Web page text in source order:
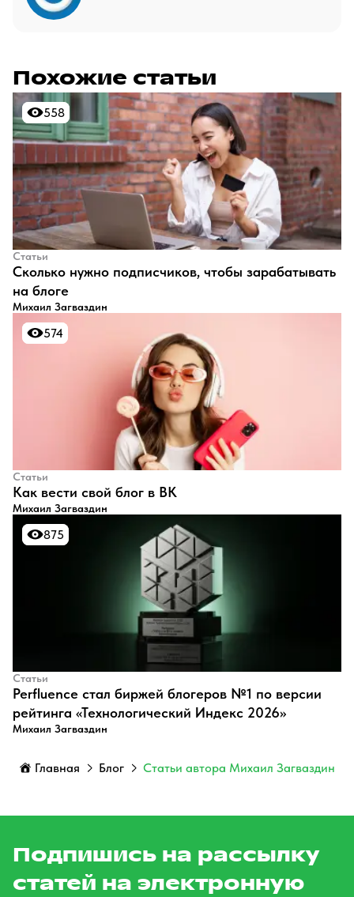
Похожие статьи
558
558
Статьи
​Сколько нужно подписчиков, чтобы зарабатывать
на блоге
Михаил Загваздин
574
574
Статьи
​Как вести свой блог в ВК
Михаил Загваздин
875
875
Статьи
Perfluence стал биржей блогеров №1 по версии
рейтинга «Технологический Индекс 2026»
Михаил Загваздин
Главная Блог Статьи автора Михаил Загваздин
Подпишись на рассылку
статей на электронную